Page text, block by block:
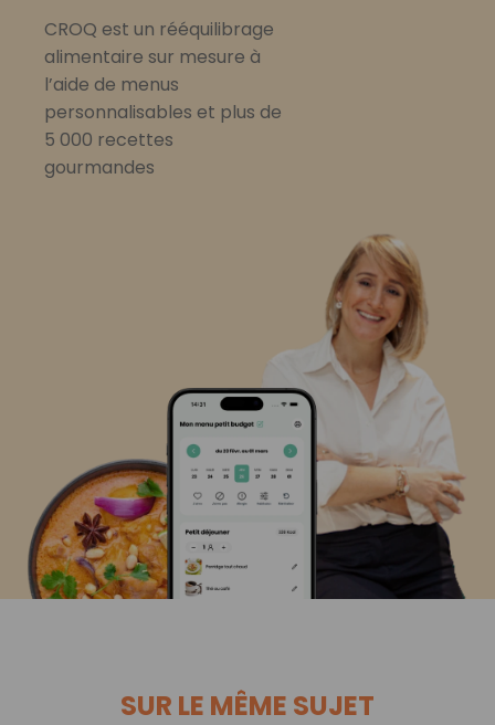
CROQ est un rééquilibrage
alimentaire sur mesure à
l’aide de menus
personnalisables et plus de
5 000 recettes
gourmandes
SUR LE MÊME SUJET